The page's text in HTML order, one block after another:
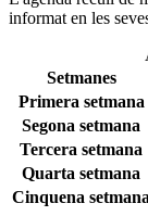
informat en les
Setmanes
Primera setmana
Segona setmana
Tercera setmana
Quarta setmana
Cinquena setmana